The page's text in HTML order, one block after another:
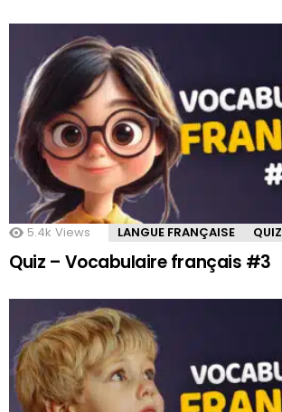
5.4k Views LANGUE FRANÇAISE QUIZ
Quiz – Vocabulaire français #3